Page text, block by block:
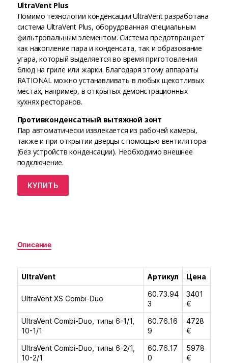
UltraVent Plus
Помимо технологии конденсации UltraVent разработана
система UltraVent Plus, оборудованная специальным
фильтровальным элементом. Система предотвращает
как накопление пара и конденсата, так и образование
угара, который выделяется во время приготовления
блюд на гриле или жарки. Благодаря этому аппараты
RATIONAL можно устанавливать в любых щекотливых
местах, например, в открытых демонстрационных
кухнях ресторанов.
Противконденсатный вытяжной зонт
Пар автоматически извлекается из рабочей камеры,
также и при открытии дверцы с помощью вентилятора
(без устройств конденсации). Необходимо внешнее
подключение.
КУПИТЬ
Описание
UltraVent Артикул Цена
UltraVent XS Combi-Duo
60.73.94
3
3401
€
UltraVent Combi-Duo, типы 6-1/1,
10-1/1
60.76.16
9
4728
€
UltraVent Combi-Duo, типы 6-2/1,
10-2/1
60.76.17
0
5978
€